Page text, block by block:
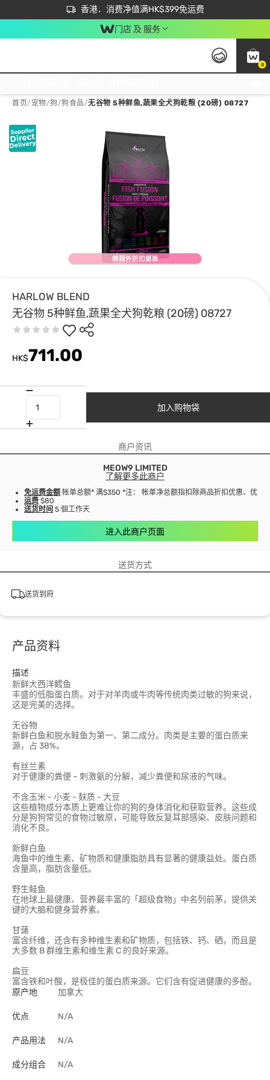
香港．消费净值满HK$399免运费
立即成为易赏钱会员尽享独家优惠
首次APP下单买满$450 输入 NEWAPP 即减$50
门店 及 服务
0
首页/ 宠物/狗/狗食品/无谷物 5种鲜鱼,蔬果全犬狗乾粮 (20磅) 08727
HARLOW BLEND
无谷物 5种鲜鱼,蔬果全犬狗乾粮 (20磅) 08727
HK$711.00
加入购物袋
商户资讯
MEOW9 LIMITED
了解更多此商户
免运费金额 帐单总额* 满$350 *注： 帐单净总额指扣除商品折扣优惠、优惠
运费 $80
送货时间 5 個工作天
进入此商户页面
送货方式
送货到府
产品资料
描述
新鲜大西洋鳕鱼
丰盛的低脂蛋白质。对于对羊肉或牛肉等传统肉类过敏的狗来说，
这是完美的选择。
无谷物
新鲜白鱼和脱水鲑鱼为第一、第二成分。肉类是主要的蛋白质来
源，占 38%。
有丝兰素
对于健康的粪便 – 刺激氨的分解，减少粪便和尿液的气味。
不含玉米 - 小麦 - 麸质 - 大豆
这些植物成分本质上更难让你的狗的身体消化和获取营养。这些成
分是狗狗常见的食物过敏原，可能导致反复耳部感染、皮肤问题和
消化不良。
新鲜白鱼
海鱼中的维生素、矿物质和健康脂肪具有显著的健康益处。蛋白质
含量高，脂肪含量低。
野生鲑鱼
在地球上最健康、营养最丰富的「超级食物」中名列前茅，提供关
键的大脑和健身营养素。
甘藷
富含纤维，还含有多种维生素和矿物质，包括铁、钙、硒，而且是
大多数 B 群维生素和维生素 C 的良好来源。
扁豆
富含铁和叶酸，是极佳的蛋白质来源。它们含有促进健康的多酚。
原产地
加拿大
优点 N/A
产品用法 N/A
成分组合 N/A